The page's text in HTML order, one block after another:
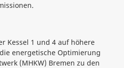
Kessel 1 und 4 auf höhere
energetische Optimierung
(MHKW) Bremen zu den